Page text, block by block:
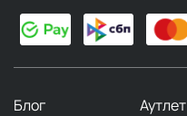
Блог Аутлет